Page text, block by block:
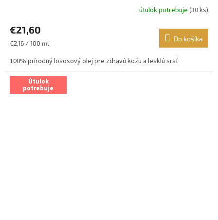
útulok potrebuje (30 ks)
€21,60
Jednotková
€2,16 / 100 ml
Do košíka
100% prírodný lososový olej pre zdravú kožu a lesklú srsť
Útulok
potrebuje